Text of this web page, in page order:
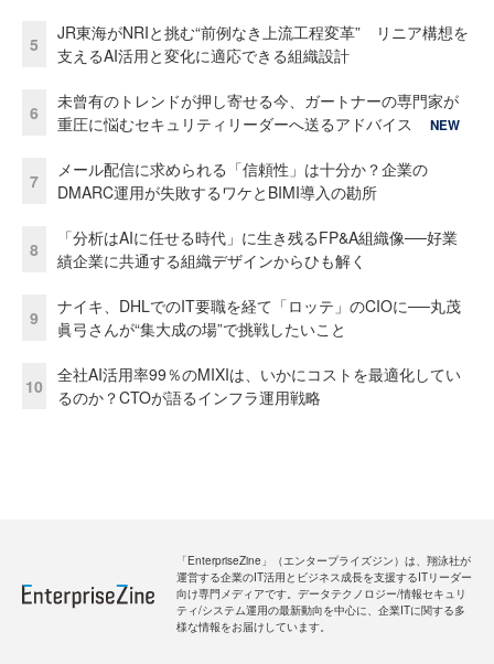
5
JR東海がNRIと挑む“前例なき上流工程変革” リニア構想を
支えるAI活用と変化に適応できる組織設計
6
未曾有のトレンドが押し寄せる今、ガートナーの専門家が
重圧に悩むセキュリティリーダーへ送るアドバイス
NEW
7
メール配信に求められる「信頼性」は十分か？企業の
DMARC運用が失敗するワケとBIMI導入の勘所
8
「分析はAIに任せる時代」に生き残るFP&A組織像──好業
績企業に共通する組織デザインからひも解く
9
ナイキ、DHLでのIT要職を経て「ロッテ」のCIOに──丸茂
眞弓さんが“集大成の場”で挑戦したいこと
10
全社AI活用率99％のMIXIは、いかにコストを最適化してい
るのか？CTOが語るインフラ運用戦略
「EnterpriseZine」（エンタープライズジン）は、翔泳社が
運営する企業のIT活用とビジネス成長を支援するITリーダー
向け専門メディアです。データテクノロジー/情報セキュリ
ティ/システム運用の最新動向を中心に、企業ITに関する多
様な情報をお届けしています。